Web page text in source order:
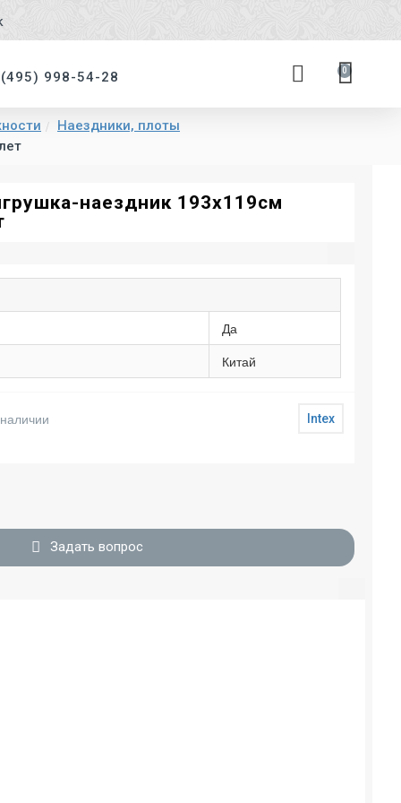
998-54-28 0
Наездники, плоты
наездник 193х119см
Intex
Задать вопрос
Да
Китай